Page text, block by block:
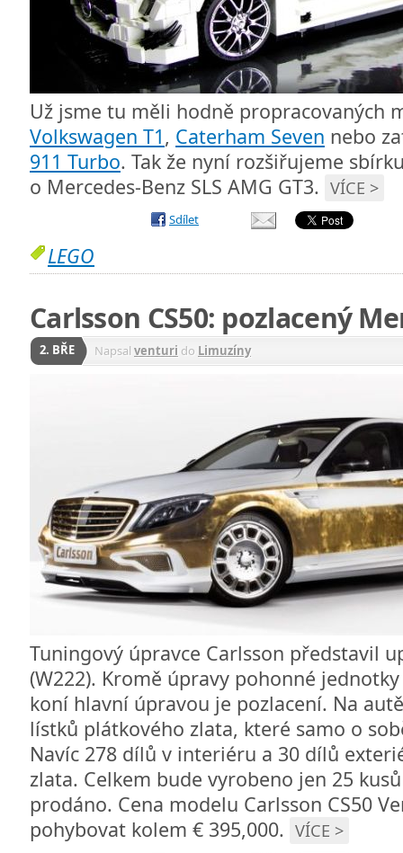
Už jsme tu měli hodně propracovaných
Volkswagen T1, Caterham Seven nebo
911 Turbo. Tak že nyní rozšiřujeme
o Mercedes-Benz SLS AMG GT3. VÍCE >
Sdílet
LEGO
Carlsson CS50: pozlacený
2. BŘE Napsal venturi do Limuzíny
Tuningový úpravce Carlsson představil
(W222). Kromě úpravy pohonné
koní hlavní úpravou je pozlacení. Na
lístků plátkového zlata, které samo o
Navíc 278 dílů v interiéru a 30 dílů
zlata. Celkem bude vyrobeno jen 25
prodáno. Cena modelu Carlsson CS50
pohybovat kolem € 395,000. VÍCE >